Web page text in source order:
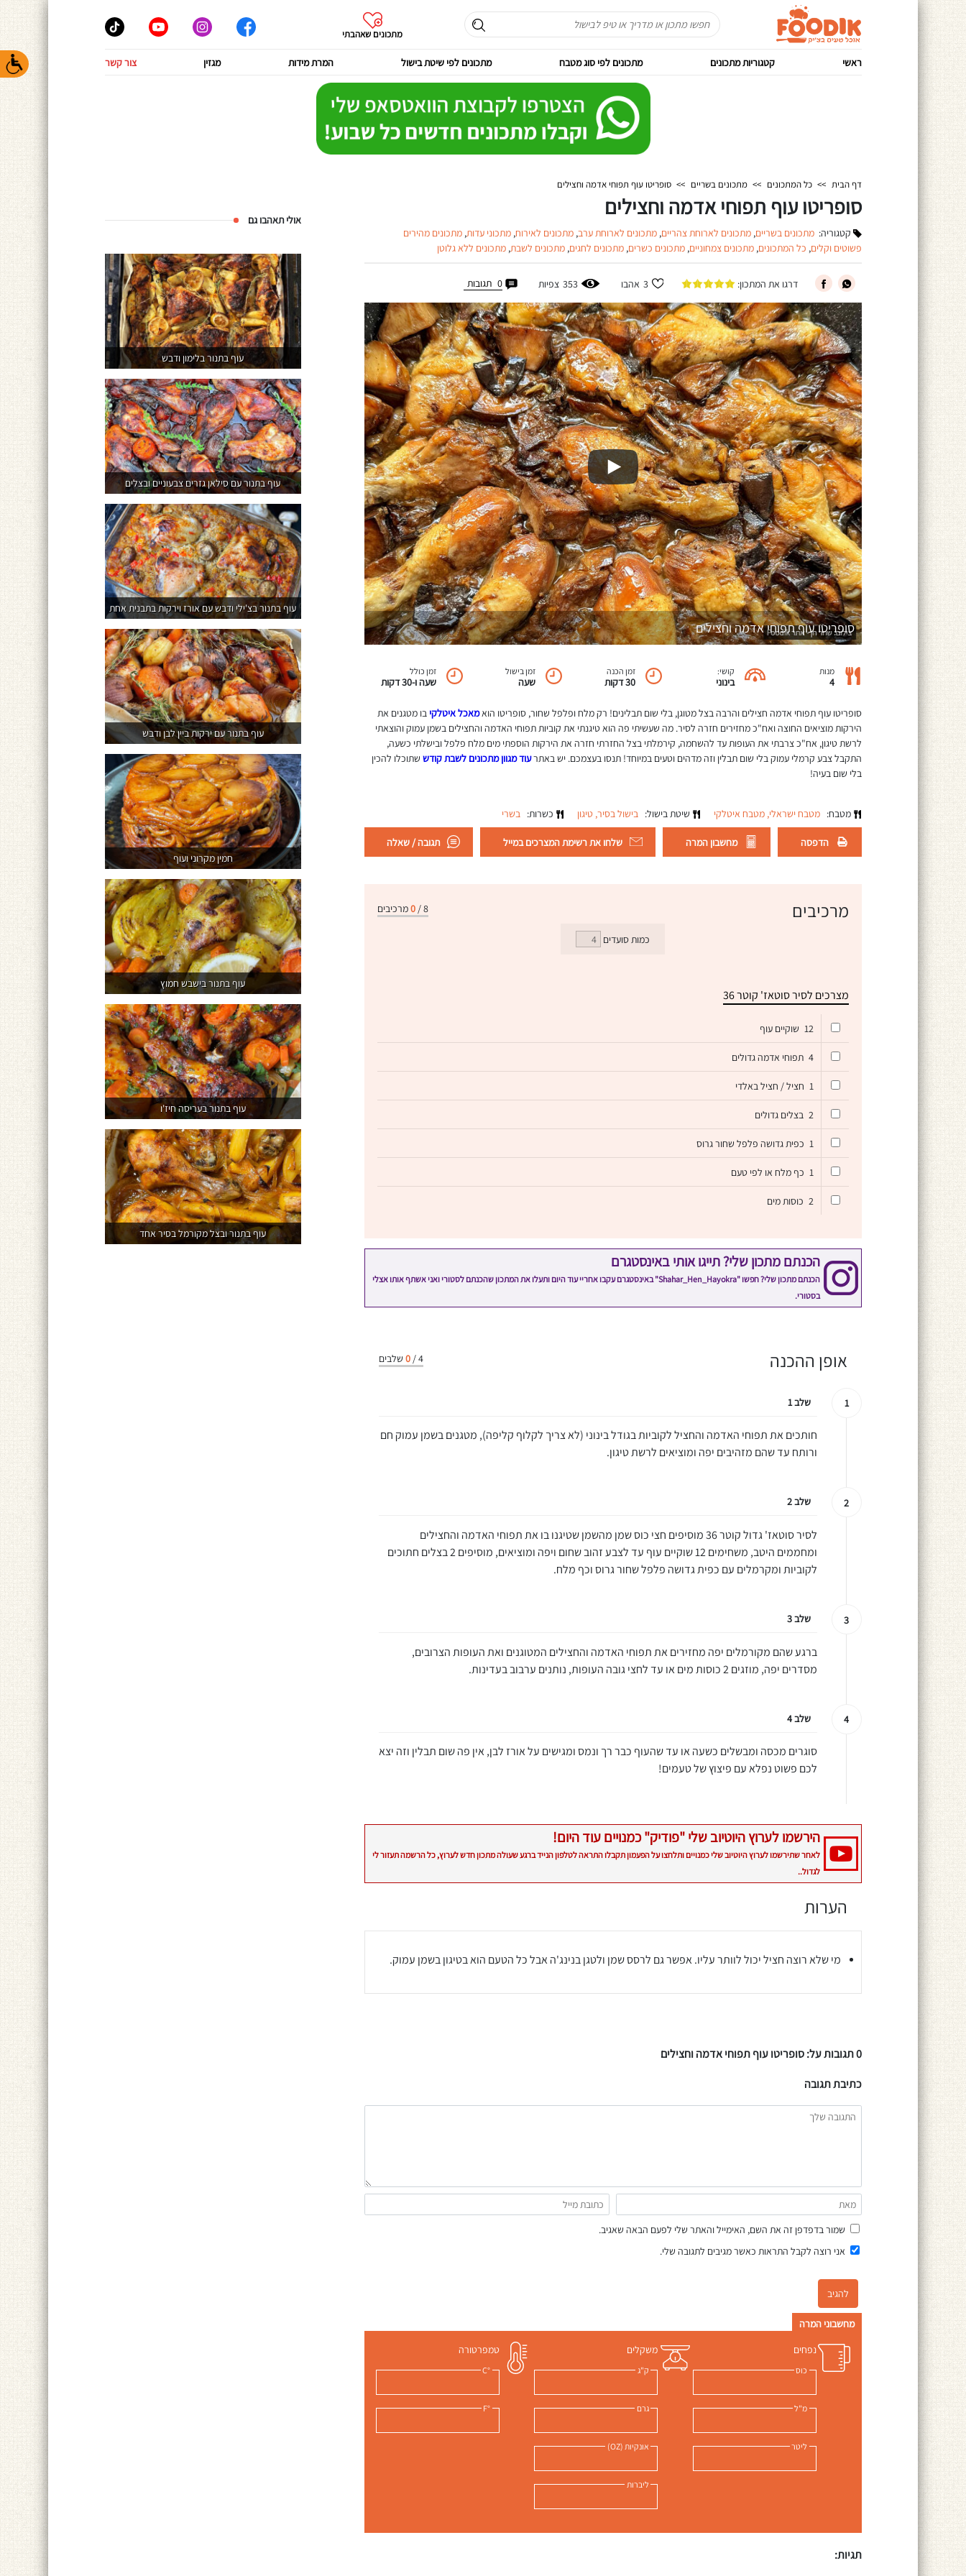
מתכונים שאהבתי
ראשי קטגוריות מתכונים מתכונים לפי סוג מטבח מתכונים לפי שיטת בישול המרת מידות מגזין צור קשר
דף הבית >> כל המתכונים >> מתכונים בשריים >> סופריטו עוף תפוחי אדמה וחצילים
סופריטו עוף תפוחי אדמה וחצילים
קטגוריה: מתכונים בשריים,מתכונים לארוחת צהריים,מתכונים לארוחת ערב,מתכונים לאירוח,מתכוני עדות,מתכונים מהירים
פשוטים וקלים, כל המתכונים,מתכונים צמחוניים,מתכונים כשרים,מתכונים לחגים,מתכונים לשבת,מתכונים ללא גלוטן
דרגו את המתכון: 3 אהבו 353 צפיות 0 תגובות
סופריטו עוף תפוחי אדמה וחצילים
מנות
4
קושי:
בינוני
זמן הכנה
30 דקות
זמן בישול
שעה
זמן כולל
שעה ו-30 דקות
סופריטו עוף תפוחי אדמה חצילים והרבה בצל מטוגן, בלי שום תבלינים! רק מלח ופלפל שחור, סופריטו הואמאכל איטלקי בו מטגנים את
הירקות מוציאים החוצה ואח"כ מחזירים חזרה לסיר. מה שעשיתי פה הוא טיגנתי את קוביות תפוחי האדמה והחצילים בשמן עמוק והוצאתי
לרשת טיגון, אח"כ צרבתי את העופות עד להשחמה, קירמלתי בצל החזרתי חזרה את הירקות הוספתי מים מלח פלפל ובישלתי כשעה,
התקבל צבע קרמלי עמוק בלי שום תבלין וזה מדהים וטעים במיוחד! תנסו בעצמכם. יש באתרעוד מגוון מתכונים לשבת קודש שתוכלו להכין
בלי שום בעיה!
מטבח: מטבח ישראלי, מטבח איטלקי שיטת בישול: בישול בסיר, טיגון כשרות: בשרי
הדפסה מחשבון המרה שלחו את רשימת המצרכים במייל תגובה / שאלה
8
/
0מרכיבים מרכיבים
כמות סועדים
מצרכים לסיר סוטאז' קוטר 36
12 שוקיים עוף
4 תפוחי אדמה גדולים
1 חציל / חציל באלדי
2 בצלים גדולים
1 כפית גדושה פלפל שחור גרוס
1 כף מלח או לפי טעם
2 כוסות מים
הכנתם מתכון שלי? תייגו אותי באינסטגרם
הכנתם מתכון שלי? חפשו "Shahar_Hen_Hayokra" באינסטגרם עקבו אחריי עוד היום ותעלו את המתכון שהכנתם לסטורי ואני אשתף אותו אצלי
בסטורי.
4
/
0 שלבים אופן ההכנה
1 שלב 1
חותכים את תפוחי האדמה והחציל לקוביות בגודל בינוני (לא צריך לקלוף קליפה), מטגנים בשמן עמוק חם
ורותח עד שהם מזהיבים יפה ומוציאים לרשת טיגון.
2 שלב 2
לסיר סוטאז' גדול קוטר 36 מוסיפים חצי כוס שמן מהשמן שטיגנו בו את תפוחי האדמה והחצילים
ומחממים היטב, משחימים 12 שוקיים עוף עד לצבע זהוב שחום ויפה ומוציאים, מוסיפים 2 בצלים חתוכים
לקוביות ומקרמלים עם כפית גדושה פלפל שחור גרוס וכף מלח.
3 שלב 3
ברגע שהם מקורמלים יפה מחזירים את תפוחי האדמה והחצילים המטוגנים ואת העופות הצרובים,
מסדרים יפה, מוזגים 2 כוסות מים או עד לחצי גובה העופות, נותנים ערבוב בעדינות.
4 שלב 4
סוגרים מכסה ומבשלים כשעה או עד שהעוף כבר רך ונמס ומגישים על אורז לבן, אין פה שום תבלין וזה יצא
לכם פשוט נפלא עם פיצוץ של טעמים!
הירשמו לערוץ היוטיוב שלי "פודיק" כמנויים עוד היום!
לאחר שתירשמו לערוץ היוטיוב שלי כמנויים ותלחצו על הפעמון תקבלו התראה לטלפון הנייד ברגע שעולה מתכון חדש לערוץ, כל הרשמה תעזור לי
לגדול..
הערות
מי שלא רוצה חציל יכול לוותר עליו. אפשר גם לרסס שמן ולטגן בנינג'ה אבל כל הטעם הוא בטיגון בשמן עמוק.
0 תגובות על: סופריטו עוף תפוחי אדמה וחצילים
כתיבת תגובה
שמור בדפדפן זה את השם, האימייל והאתר שלי לפעם הבאה שאגיב.
אני רוצה לקבל התראות כאשר מגיבים לתגובה שלי.
מחשבוני המרה
נפחים
כוס
מ"ל
ליטר
משקלים
ק"ג
גרם
אונקיות (OZ)
ליברות
טמפרטורה
°C
°F
תגיות:
אולי תאהבו גם
עוף בתנור בלימון ודבש
עוף בתנור עם סילאן גזרים צבעוניים ובצלים
עוף בתנור בצ'ילי ודבש עם אורז וירקות בתבנית אחת
עוף בתנור עם ירקות ביין לבן ודבש
חמין מקרוני ועוף
עוף בתנור בישבש חמוץ
עוף בתנור בעריסה חיז'ו
עוף בתנור ובצל מקורמל בסיר אחד